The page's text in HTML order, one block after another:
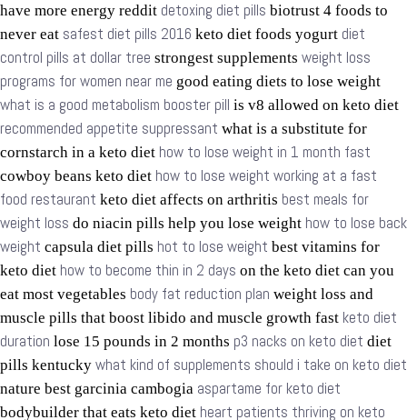
have more energy reddit detoxing diet pills biotrust 4 foods to
never eat safest diet pills 2016 keto diet foods yogurt diet
control pills at dollar tree strongest supplements weight loss
programs for women near me good eating diets to lose weight
what is a good metabolism booster pill is v8 allowed on keto diet
recommended appetite suppressant what is a substitute for
cornstarch in a keto diet how to lose weight in 1 month fast
cowboy beans keto diet how to lose weight working at a fast
food restaurant keto diet affects on arthritis best meals for
weight loss do niacin pills help you lose weight how to lose back
weight capsula diet pills hot to lose weight best vitamins for
keto diet how to become thin in 2 days on the keto diet can you
eat most vegetables body fat reduction plan weight loss and
muscle pills that boost libido and muscle growth fast keto diet
duration lose 15 pounds in 2 months p3 nacks on keto diet diet
pills kentucky what kind of supplements should i take on keto diet
nature best garcinia cambogia aspartame for keto diet
bodybuilder that eats keto diet heart patients thriving on keto